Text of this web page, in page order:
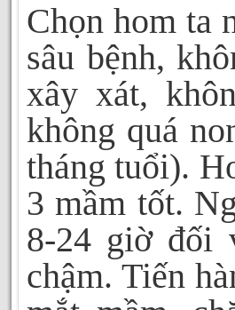
Chọn hom ta
sâu bệnh,
xây xát,
không quá
tháng tuổi).
3 mầm tốt.
8-24 giờ đối
chậm. Tiến